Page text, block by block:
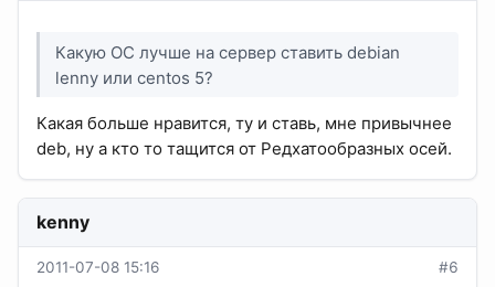
Какую ОС лучше на сервер ставить debian
lenny или centos 5?
Какая больше нравится, ту и ставь, мне привычнее
deb, ну а кто то тащится от Редхатообразных осей.
kenny
2011-07-08 15:16 #6